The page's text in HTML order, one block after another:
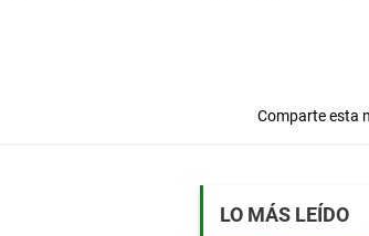
Comparte esta
LO MÁS LEÍDO